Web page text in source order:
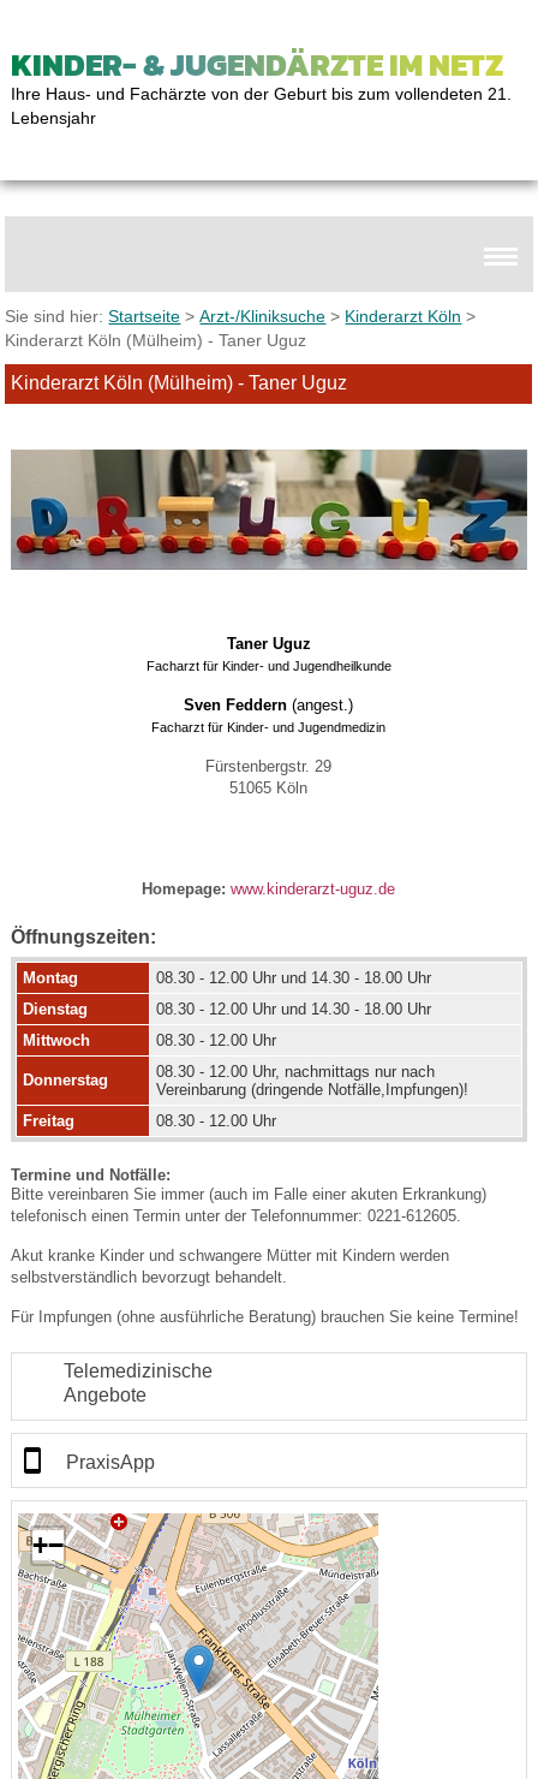
KINDER- & JUGENDÄRZTE IM NETZ
Ihre Haus- und Fachärzte von der Geburt bis zum vollendeten 21.
Lebensjahr
Sie sind hier:Startseite >Arzt-/Kliniksuche > Kinderarzt Köln >
Kinderarzt Köln (Mülheim) - Taner Uguz
Kinderarzt Köln (Mülheim) - Taner Uguz
Taner Uguz
Facharzt für Kinder- und Jugendheilkunde
Sven Feddern(angest.)
Facharzt für Kinder- und Jugendmedizin
Fürstenbergstr. 29
51065 Köln
Homepage: www.kinderarzt-uguz.de
Öffnungszeiten:
Montag
08.30 - 12.00 Uhr und 14.30 - 18.00 Uhr
Dienstag
08.30 - 12.00 Uhr und 14.30 - 18.00 Uhr
Mittwoch
08.30 - 12.00 Uhr
Donnerstag
08.30 - 12.00 Uhr, nachmittags nur nach
Vereinbarung (dringende Notfälle,Impfungen)!
Freitag
08.30 - 12.00 Uhr
Termine und Notfälle:
Bitte vereinbaren Sie immer (auch im Falle einer akuten Erkrankung)
telefonisch einen Termin unter der Telefonnummer: 0221-612605.
Akut kranke Kinder und schwangere Mütter mit Kindern werden
selbstverständlich bevorzugt behandelt.
Für Impfungen (ohne ausführliche Beratung) brauchen Sie keine Termine!
Telemedizinische
Angebote
PraxisApp
+−